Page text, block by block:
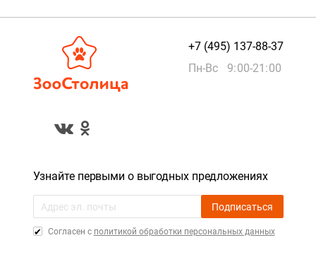
+7 (495) 137-88-37
Пн-Вс 9:00-21:00
Узнайте первыми о выгодных предложениях
Подписаться
Cогласен с политикой обработки персональных данных